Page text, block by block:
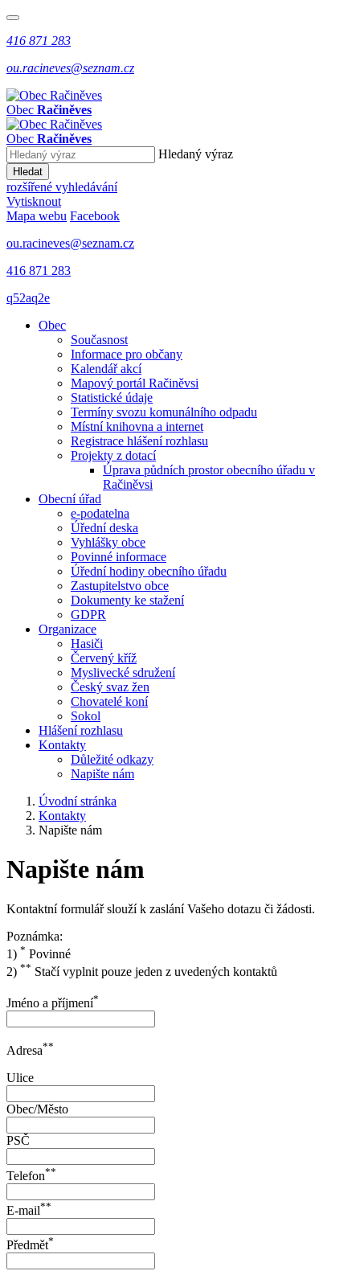
416 871 283
ou.racineves@seznam.cz
Obec Račiněves
Obec Račiněves
Hledaný výraz
Hledat
rozšířené vyhledávání
Vytisknout
Mapa webu Facebook
ou.racineves@seznam.cz
416 871 283
q52aq2e
Obec
Současnost
Informace pro občany
Kalendář akcí
Mapový portál Račiněvsi
Statistické údaje
Termíny svozu komunálního odpadu
Místní knihovna a internet
Registrace hlášení rozhlasu
Projekty z dotací
Úprava půdních prostor obecního úřadu v
Račiněvsi
Obecní úřad
e-podatelna
Úřední deska
Vyhlášky obce
Povinné informace
Úřední hodiny obecního úřadu
Zastupitelstvo obce
Dokumenty ke stažení
GDPR
Organizace
Hasiči
Červený kříž
Myslivecké sdružení
Český svaz žen
Chovatelé koní
Sokol
Hlášení rozhlasu
Kontakty
Důležité odkazy
Napište nám
Úvodní stránka
Kontakty
Napište nám
Napište nám
Kontaktní formulář slouží k zaslání Vašeho dotazu či žádosti.
Poznámka:
1) * Povinné
2) ** Stačí vyplnit pouze jeden z uvedených kontaktů
Jméno a příjmení*
Adresa**
Ulice
Obec/Město
PSČ
Telefon**
E-mail**
Předmět*